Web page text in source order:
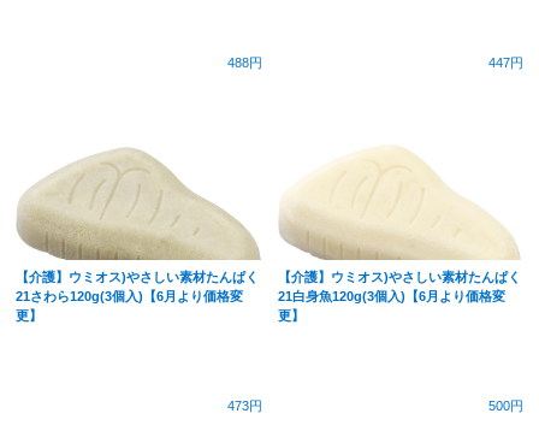
488円 447円
【介護】ウミオス)やさしい素材たんぱく
21さわら120g(3個入)【6月より価格変
更】
473円
【介護】ウミオス)やさしい素材たんぱく
21白身魚120g(3個入)【6月より価格変
更】
500円